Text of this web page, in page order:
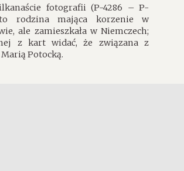
fotografii (P-4286 – P-
rodzina mająca korzenie w
ale zamieszkała w Niemczech;
z kart widać, że związana z
Potocką.